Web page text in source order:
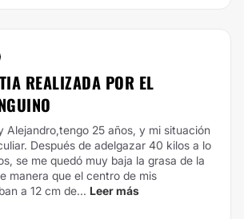
REALIZADA POR EL
Alejandro,tengo 25 años, y mi situación
Después de adelgazar 40 kilos a lo
se me quedó muy baja la grasa de la
manera que el centro de mis
a 12 cm de... Leer más